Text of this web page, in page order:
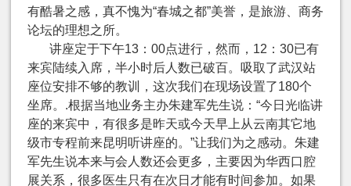
有酷暑之感，真不愧为“春城之都”美誉，是旅游、商务
论坛的理想之所。
讲座定于下午13：00点进行，然而，12：30已有
来宾陆续入席，半小时后人数已破百。吸取了武汉站
座位安排不够的教训，这次我们在现场设置了180个
坐席。 .根据当地业务主办朱建军先生说：“今日光临讲
座的来宾中，有很多是昨天或今天早上从云南其它地
级市专程前来昆明听讲座的。”让我们为之感动。朱建
军先生说本来与会人数还会更多，主要因为华西口腔
展关系，很多医生只有在次日才能有时间参加。如果